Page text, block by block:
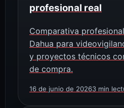
profesional real
Comparativa
Dahua para
y proyectos técnicos
de compra.
16 de junio de 20263 min